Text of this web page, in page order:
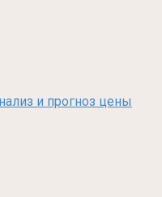
и прогноз цены